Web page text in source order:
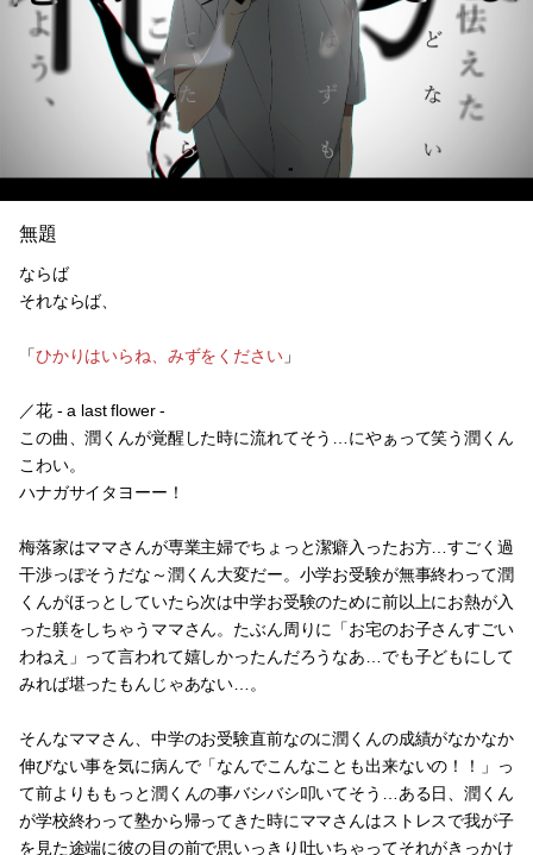
無題
ならば
それならば、
「ひかりはいらね、みずをください」
／花 - a last flower -
この曲、潤くんが覚醒した時に流れてそう…にやぁって笑う潤くん
こわい。
ハナガサイタヨーー！
梅落家はママさんが専業主婦でちょっと潔癖入ったお方…すごく過
干渉っぽそうだな～潤くん大変だー。小学お受験が無事終わって潤
くんがほっとしていたら次は中学お受験のために前以上にお熱が入
った躾をしちゃうママさん。たぶん周りに「お宅のお子さんすごい
わねえ」って言われて嬉しかったんだろうなあ…でも子どもにして
みれば堪ったもんじゃあない…。
そんなママさん、中学のお受験直前なのに潤くんの成績がなかなか
伸びない事を気に病んで「なんでこんなことも出来ないの！！」っ
て前よりももっと潤くんの事バシバシ叩いてそう…ある日、潤くん
が学校終わって塾から帰ってきた時にママさんはストレスで我が子
を見た途端に彼の目の前で思いっきり吐いちゃってそれがきっかけ